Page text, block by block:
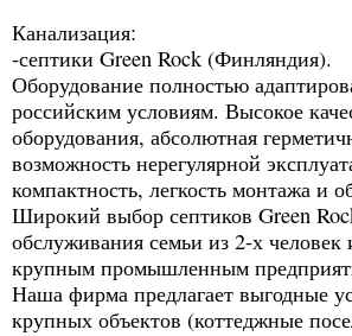
Канализация:
-септики Green Rock (Финляндия).
Оборудование полностью
российским условиям. Высокое
оборудования, абсолютная
возможность нерегулярной
компактность, легкость монтажа и
Широкий выбор септиков Green
обслуживания семьи из 2-х человек
крупным промышленным
Наша фирма предлагает выгодные
крупных объектов (коттеджные